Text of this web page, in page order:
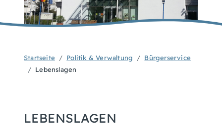
Startseite Politik & Verwaltung
Bürgerservice
Lebenslagen
LEBENSLAGEN